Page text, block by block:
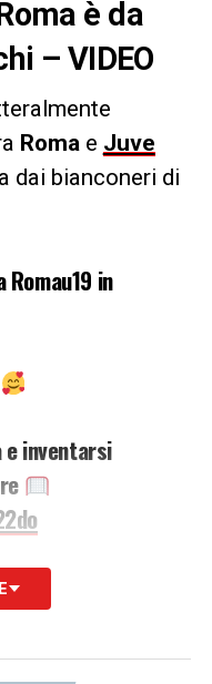
è da
– VIDEO
Roma e Juve
dai bianconeri di
in
e inventarsi